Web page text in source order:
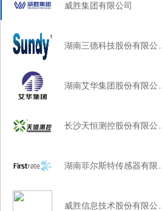
威胜集团有限公司
湖南三德科技股份有限公…
湖南艾华集团股份有限公…
长沙天恒测控股份有限公…
湖南菲尔斯特传感器有限…
威胜信息技术股份有限公…